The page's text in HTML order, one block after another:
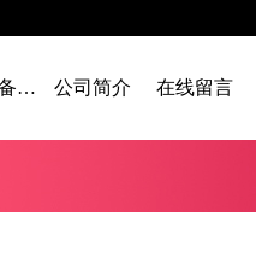
舞台设备租赁 公司简介 在线留言